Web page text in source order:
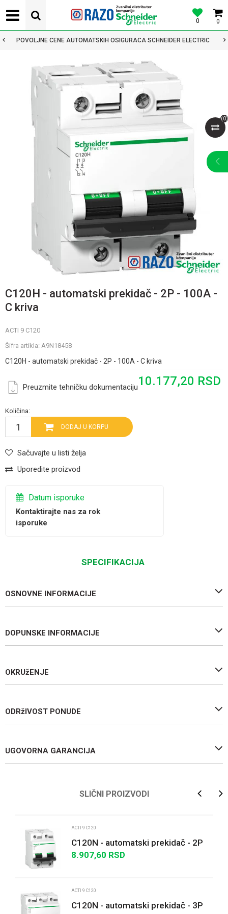
0
0
POVOLJNE CENE AUTOMATSKIH OSIGURACA SCHNEIDER ELECTRIC
(0)
C120H - automatski prekidač - 2P - 100A -
C kriva
ACTI 9 C120
Šifra artikla: A9N18458
C120H - automatski prekidač - 2P - 100A - C kriva
Preuzmite tehničku dokumentaciju10.177,20 RSD
Količina:
DODAJ U KORPU
Sačuvajte u listi želja
Uporedite proizvod
Datum isporuke
Kontaktirajte nas za rok
isporuke
SPECIFIKACIJA
OSNOVNE INFORMACIJE
DOPUNSKE INFORMACIJE
OKRUžENJE
ODRžIVOST PONUDE
UGOVORNA GARANCIJA
Poruka
SLIČNI PROIZVODI
ACTI 9 C120
C120N - automatski prekidač - 2P
- 100A - B kriva
8.907,60 RSD
ACTI 9 C120
C120N - automatski prekidač - 3P